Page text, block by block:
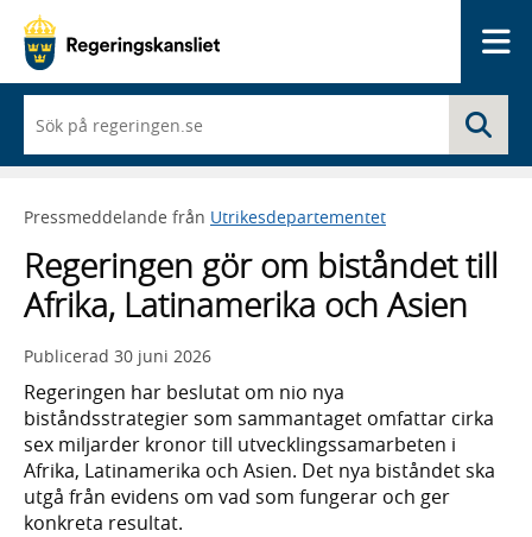
du
börjar
skriva
framträder
lista
med
sökförslag
Pressmeddelande från Utrikesdepartementet
Regeringen gör om biståndet till
Afrika, Latinamerika och Asien
Publicerad 30 juni 2026
Regeringen har beslutat om nio nya
biståndsstrategier som sammantaget omfattar cirka
sex miljarder kronor till utvecklingssamarbeten i
Afrika, Latinamerika och Asien. Det nya biståndet ska
utgå från evidens om vad som fungerar och ger
konkreta resultat.